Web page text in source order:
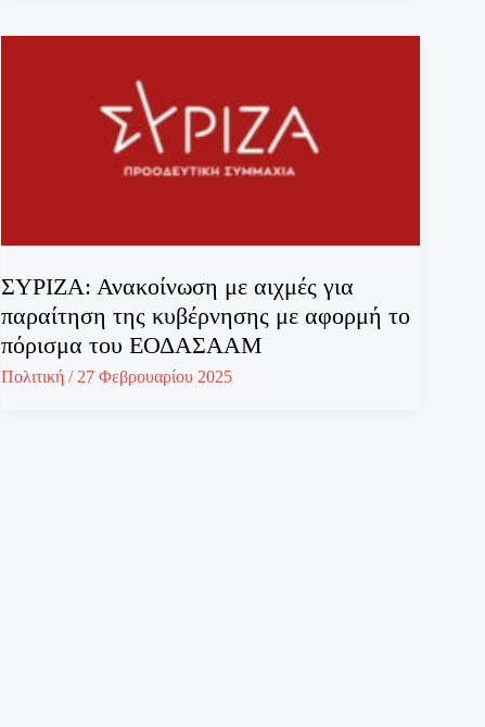
ΣΥΡΙΖΑ: Ανακοίνωση με αιχμές για
παραίτηση της κυβέρνησης με αφορμή το
πόρισμα του ΕΟΔΑΣΑΑΜ
Πολιτική / 27 Φεβρουαρίου 2025